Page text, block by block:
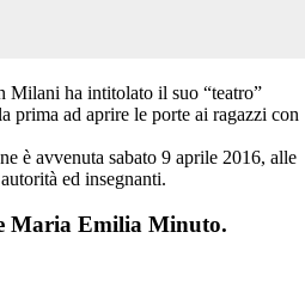
Milani ha intitolato il suo “teatro”
prima ad aprire le porte ai ragazzi con
è avvenuta sabato 9 aprile 2016, alle
ed insegnanti.
Maria Emilia Minuto.